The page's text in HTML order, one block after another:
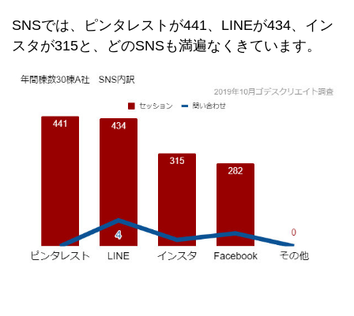
SNSでは、ピンタレストが441、LINEが434、イン
スタが315と、どのSNSも満遍なくきています。